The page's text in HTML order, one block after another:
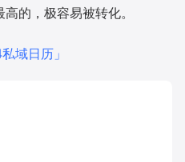
的，极容易被转化。
域日历」